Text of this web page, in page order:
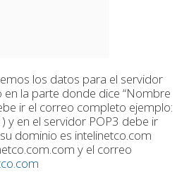
los datos para el servidor
la parte donde dice “Nombre
ir el correo completo ejemplo:
y en el servidor POP3 debe ir
dominio es intelinetco.com
y el correo